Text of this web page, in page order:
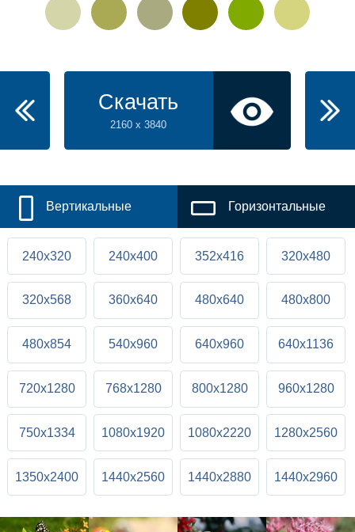
Скачать
2160 x 3840
Вертикальные Горизонтальные
240x320 240x400 352x416 320x480
320x568 360x640 480x640 480x800
480x854 540x960 640x960 640x1136
720x1280 768x1280 800x1280 960x1280
750x1334 1080x1920 1080x2220 1280x2560
1350x2400 1440x2560 1440x2880 1440x2960